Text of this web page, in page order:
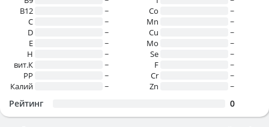
B12
~
C
~
D
~
E
~
H
~
вит.К
~
PP
~
Калий
~
Co
~
Mn
~
Cu
~
Mo
~
Se
~
F
~
Cr
~
Zn
~
Рейтинг 0